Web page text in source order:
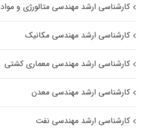
کارشناسی ارشد مهندسی متالورژی و مواد
کارشناسی ارشد مهندسی مکانیک
کارشناسی ارشد مهندسی معماری کشتی
کارشناسی ارشد مهندسی معدن
کارشناسی ارشد مهندسی نفت